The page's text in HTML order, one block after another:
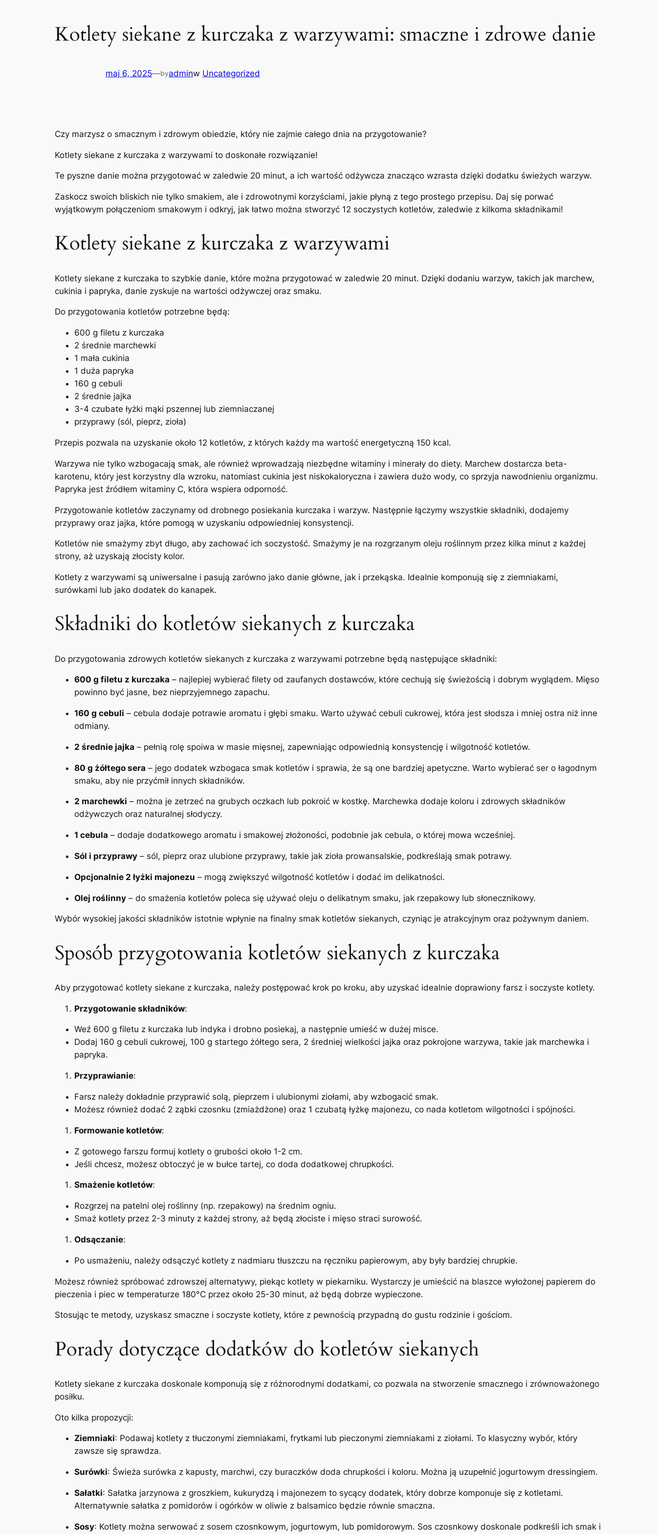
Kotlety siekane z kurczaka z warzywami: smaczne i zdrowe danie
maj 6, 2025—byadminw Uncategorized
Czy marzysz o smacznym i zdrowym obiedzie, który nie zajmie całego dnia na przygotowanie?
Kotlety siekane z kurczaka z warzywami to doskonałe rozwiązanie!
Te pyszne danie można przygotować w zaledwie 20 minut, a ich wartość odżywcza znacząco wzrasta dzięki dodatku świeżych warzyw.
Zaskocz swoich bliskich nie tylko smakiem, ale i zdrowotnymi korzyściami, jakie płyną z tego prostego przepisu. Daj się porwać
wyjątkowym połączeniom smakowym i odkryj, jak łatwo można stworzyć 12 soczystych kotletów, zaledwie z kilkoma składnikami!
Kotlety siekane z kurczaka z warzywami
Kotlety siekane z kurczaka to szybkie danie, które można przygotować w zaledwie 20 minut. Dzięki dodaniu warzyw, takich jak marchew,
cukinia i papryka, danie zyskuje na wartości odżywczej oraz smaku.
Do przygotowania kotletów potrzebne będą:
600 g filetu z kurczaka
2 średnie marchewki
1 mała cukinia
1 duża papryka
160 g cebuli
2 średnie jajka
3-4 czubate łyżki mąki pszennej lub ziemniaczanej
przyprawy (sól, pieprz, zioła)
Przepis pozwala na uzyskanie około 12 kotletów, z których każdy ma wartość energetyczną 150 kcal.
Warzywa nie tylko wzbogacają smak, ale również wprowadzają niezbędne witaminy i minerały do diety. Marchew dostarcza beta-
karotenu, który jest korzystny dla wzroku, natomiast cukinia jest niskokaloryczna i zawiera dużo wody, co sprzyja nawodnieniu organizmu.
Papryka jest źródłem witaminy C, która wspiera odporność.
Przygotowanie kotletów zaczynamy od drobnego posiekania kurczaka i warzyw. Następnie łączymy wszystkie składniki, dodajemy
przyprawy oraz jajka, które pomogą w uzyskaniu odpowiedniej konsystencji.
Kotletów nie smażymy zbyt długo, aby zachować ich soczystość. Smażymy je na rozgrzanym oleju roślinnym przez kilka minut z każdej
strony, aż uzyskają złocisty kolor.
Kotlety z warzywami są uniwersalne i pasują zarówno jako danie główne, jak i przekąska. Idealnie komponują się z ziemniakami,
surówkami lub jako dodatek do kanapek.
Składniki do kotletów siekanych z kurczaka
Do przygotowania zdrowych kotletów siekanych z kurczaka z warzywami potrzebne będą następujące składniki:
600 g filetu z kurczaka – najlepiej wybierać filety od zaufanych dostawców, które cechują się świeżością i dobrym wyglądem. Mięso
powinno być jasne, bez nieprzyjemnego zapachu.
160 g cebuli – cebula dodaje potrawie aromatu i głębi smaku. Warto używać cebuli cukrowej, która jest słodsza i mniej ostra niż inne
odmiany.
2 średnie jajka – pełnią rolę spoiwa w masie mięsnej, zapewniając odpowiednią konsystencję i wilgotność kotletów.
80 g żółtego sera – jego dodatek wzbogaca smak kotletów i sprawia, że są one bardziej apetyczne. Warto wybierać ser o łagodnym
smaku, aby nie przyćmił innych składników.
2 marchewki – można je zetrzeć na grubych oczkach lub pokroić w kostkę. Marchewka dodaje koloru i zdrowych składników
odżywczych oraz naturalnej słodyczy.
1 cebula – dodaje dodatkowego aromatu i smakowej złożoności, podobnie jak cebula, o której mowa wcześniej.
Sól i przyprawy – sól, pieprz oraz ulubione przyprawy, takie jak zioła prowansalskie, podkreślają smak potrawy.
Opcjonalnie 2 łyżki majonezu – mogą zwiększyć wilgotność kotletów i dodać im delikatności.
Olej roślinny – do smażenia kotletów poleca się używać oleju o delikatnym smaku, jak rzepakowy lub słonecznikowy.
Wybór wysokiej jakości składników istotnie wpłynie na finalny smak kotletów siekanych, czyniąc je atrakcyjnym oraz pożywnym daniem.
Sposób przygotowania kotletów siekanych z kurczaka
Aby przygotować kotlety siekane z kurczaka, należy postępować krok po kroku, aby uzyskać idealnie doprawiony farsz i soczyste kotlety.
Przygotowanie składników:
Weź 600 g filetu z kurczaka lub indyka i drobno posiekaj, a następnie umieść w dużej misce.
Dodaj 160 g cebuli cukrowej, 100 g startego żółtego sera, 2 średniej wielkości jajka oraz pokrojone warzywa, takie jak marchewka i
papryka.
Przyprawianie:
Farsz należy dokładnie przyprawić solą, pieprzem i ulubionymi ziołami, aby wzbogacić smak.
Możesz również dodać 2 ząbki czosnku (zmiażdżone) oraz 1 czubatą łyżkę majonezu, co nada kotletom wilgotności i spójności.
Formowanie kotletów:
Z gotowego farszu formuj kotlety o grubości około 1-2 cm.
Jeśli chcesz, możesz obtoczyć je w bułce tartej, co doda dodatkowej chrupkości.
Smażenie kotletów:
Rozgrzej na patelni olej roślinny (np. rzepakowy) na średnim ogniu.
Smaż kotlety przez 2-3 minuty z każdej strony, aż będą złociste i mięso straci surowość.
Odsączanie:
Po usmażeniu, należy odsączyć kotlety z nadmiaru tłuszczu na ręczniku papierowym, aby były bardziej chrupkie.
Możesz również spróbować zdrowszej alternatywy, piekąc kotlety w piekarniku. Wystarczy je umieścić na blaszce wyłożonej papierem do
pieczenia i piec w temperaturze 180°C przez około 25-30 minut, aż będą dobrze wypieczone.
Stosując te metody, uzyskasz smaczne i soczyste kotlety, które z pewnością przypadną do gustu rodzinie i gościom.
Porady dotyczące dodatków do kotletów siekanych
Kotlety siekane z kurczaka doskonale komponują się z różnorodnymi dodatkami, co pozwala na stworzenie smacznego i zrównoważonego
posiłku.
Oto kilka propozycji:
Ziemniaki: Podawaj kotlety z tłuczonymi ziemniakami, frytkami lub pieczonymi ziemniakami z ziołami. To klasyczny wybór, który
zawsze się sprawdza.
Surówki: Świeża surówka z kapusty, marchwi, czy buraczków doda chrupkości i koloru. Można ją uzupełnić jogurtowym dressingiem.
Sałatki: Sałatka jarzynowa z groszkiem, kukurydzą i majonezem to sycący dodatek, który dobrze komponuje się z kotletami.
Alternatywnie sałatka z pomidorów i ogórków w oliwie z balsamico będzie równie smaczna.
Sosy: Kotlety można serwować z sosem czosnkowym, jogurtowym, lub pomidorowym. Sos czosnkowy doskonale podkreśli ich smak i